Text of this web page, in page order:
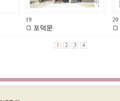
19
포덕문
20
1 2 3 4